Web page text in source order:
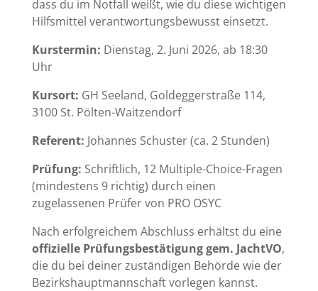
dass du im Notfall weißt, wie du diese wichtigen
Hilfsmittel verantwortungsbewusst einsetzt.
Kurstermin: Dienstag, 2. Juni 2026, ab 18:30
Uhr
Kursort: GH Seeland, Goldeggerstraße 114,
3100 St. Pölten-Waitzendorf
Referent: Johannes Schuster (ca. 2 Stunden)
Prüfung: Schriftlich, 12 Multiple-Choice-Fragen
(mindestens 9 richtig) durch einen
zugelassenen Prüfer von PRO OSYC
Nach erfolgreichem Abschluss erhältst du eine
offizielle Prüfungsbestätigung gem. JachtVO,
die du bei deiner zuständigen Behörde wie der
Bezirkshauptmannschaft vorlegen kannst.